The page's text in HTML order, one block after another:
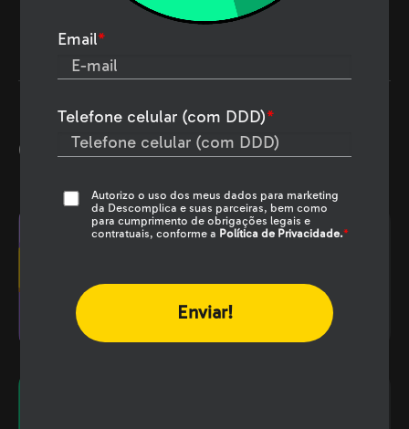
Certificações
Sua Pós em umafaculdade
nota destaque no MEC.
Email*
Telefone celular (com DDD)*
Autorizo o uso dos meus dados para marketing
da Descomplica e suas parceiras, bem como
para cumprimento de obrigações legais e
contratuais, conforme a Política de Privacidade.*